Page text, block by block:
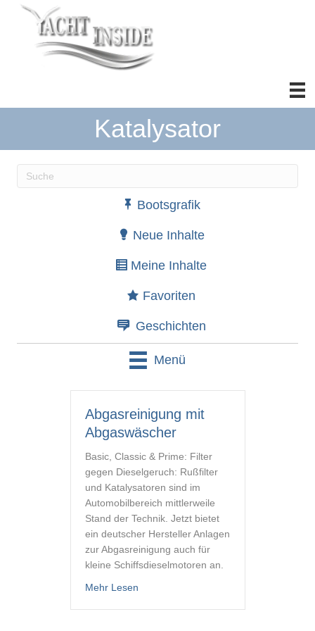
Katalysator
Wenn die Ergebnisse der automatischen
Bootsgrafik
Neue Inhalte
Meine Inhalte
Favoriten
Geschichten
Menü
Abgasreinigung mit
Abgaswäscher
Basic, Classic & Prime: Filter
gegen Dieselgeruch: Rußfilter
und Katalysatoren sind im
Automobilbereich mittlerweile
Stand der Technik. Jetzt bietet
ein deutscher Hersteller Anlagen
zur Abgasreinigung auch für
kleine Schiffsdieselmotoren an.
Mehr Lesenabout Abgasreinigung mit